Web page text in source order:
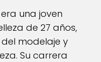
una joven
de 27 años,
modelaje y
Su carrera